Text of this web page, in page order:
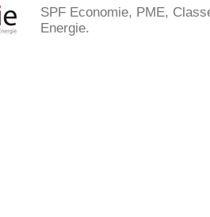
SPF Economie, PME,
Energie.